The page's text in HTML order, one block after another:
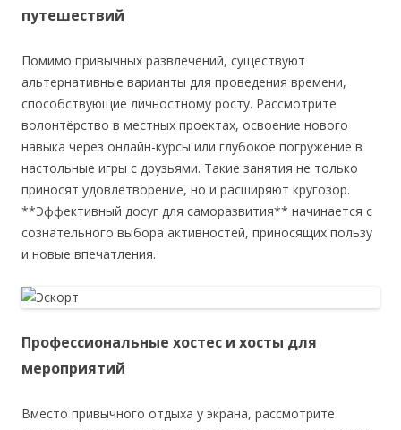
путешествий
Помимо привычных развлечений, существуют
альтернативные варианты для проведения времени,
способствующие личностному росту. Рассмотрите
волонтёрство в местных проектах, освоение нового
навыка через онлайн-курсы или глубокое погружение в
настольные игры с друзьями. Такие занятия не только
приносят удовлетворение, но и расширяют кругозор.
**Эффективный досуг для саморазвития** начинается с
сознательного выбора активностей, приносящих пользу
и новые впечатления.
Профессиональные хостес и хосты для
мероприятий
Вместо привычного отдыха у экрана, рассмотрите